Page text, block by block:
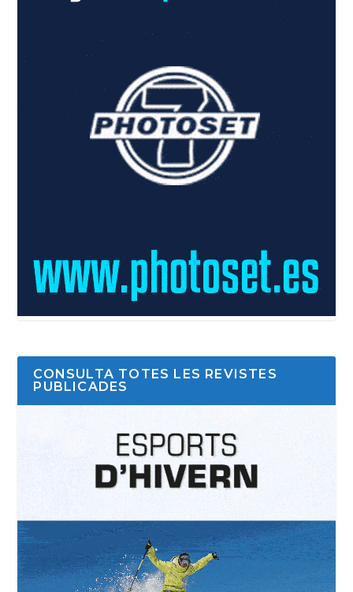
CONSULTA TOTES LES REVISTES
PUBLICADES